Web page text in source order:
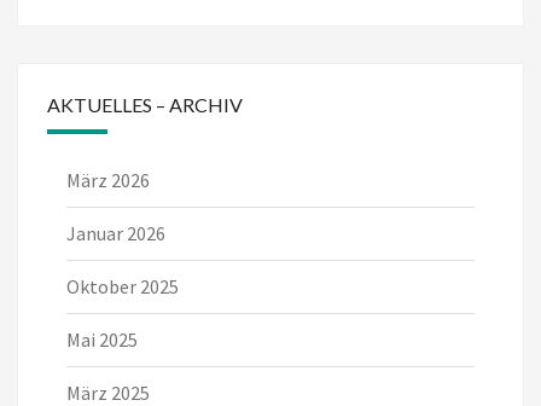
AKTUELLES – ARCHIV
März 2026
Januar 2026
Oktober 2025
Mai 2025
März 2025